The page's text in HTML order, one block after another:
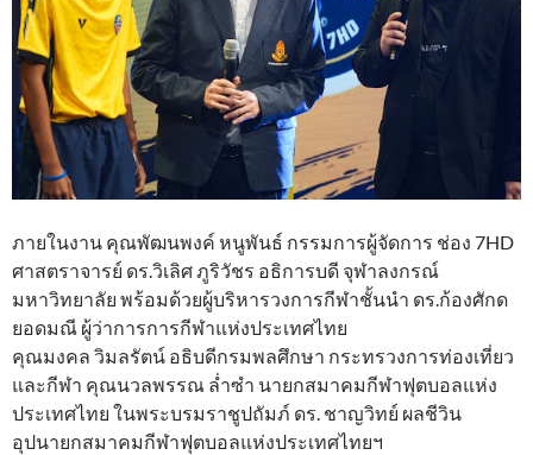
ภายในงาน คุณพัฒนพงค์ หนูพันธ์ กรรมการผู้จัดการ ช่อง 7HD
ศาสตราจารย์ ดร.วิเลิศ ภูริวัชร อธิการบดี จุฬาลงกรณ์
มหาวิทยาลัย พร้อมด้วยผู้บริหารวงการกีฬาชั้นนำ ดร.ก้องศักด
ยอดมณี ผู้ว่าการการกีฬาแห่งประเทศไทย
คุณมงคล วิมลรัตน์ อธิบดีกรมพลศึกษา กระทรวงการท่องเที่ยว
และกีฬา คุณนวลพรรณ ล่ำซำ นายกสมาคมกีฬาฟุตบอลแห่ง
ประเทศไทย ในพระบรมราชูปถัมภ์ ดร. ชาญวิทย์ ผลชีวิน
อุปนายกสมาคมกีฬาฟุตบอลแห่งประเทศไทยฯ